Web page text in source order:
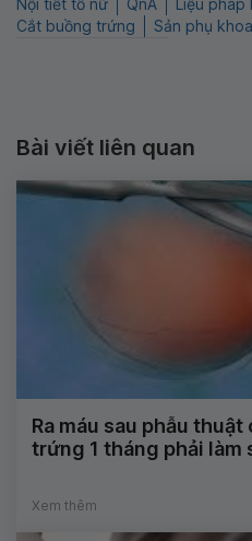
Nội tiết tố nữ QnA
Liệu pháp
Cắt buồng trứng
Sản phụ khoa
Bài viết liên quan
Ra máu sau phẫu
trứng 1 tháng phải làm
Xem thêm